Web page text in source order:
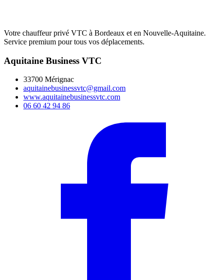
Votre chauffeur privé VTC à Bordeaux et en Nouvelle-Aquitaine.
Service premium pour tous vos déplacements.
Aquitaine Business VTC
33700 Mérignac
aquitainebusinessvtc@gmail.com
www.aquitainebusinessvtc.com
06 60 42 94 86